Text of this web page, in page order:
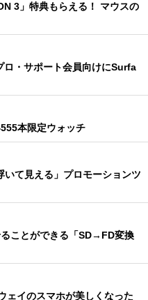
3」特典もらえる！ マウスの
ロ・サポート会員向けにSurfa
本限定ウォッチ
て見える」プロモーションツ
ことができる「SD→FD変換
ェイのスマホが美しくなった